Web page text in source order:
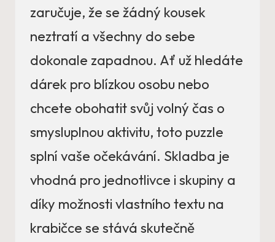
zaručuje, že se žádný kousek
neztratí a všechny do sebe
dokonale zapadnou. Ať už hledáte
dárek pro blízkou osobu nebo
chcete obohatit svůj volný čas o
smysluplnou aktivitu, toto puzzle
splní vaše očekávání. Skladba je
vhodná pro jednotlivce i skupiny a
díky možnosti vlastního textu na
krabičce se stává skutečně